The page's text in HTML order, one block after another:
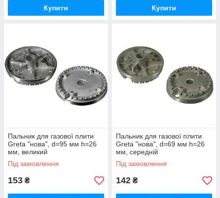
Купити Купити
Пальник для газової плити
Greta "нова", d=95 мм h=26
мм, великий
Під замовлення
153 ₴
Пальник для газової плити
Greta "нова", d=69 мм h=26
мм, середній
Під замовлення
142 ₴